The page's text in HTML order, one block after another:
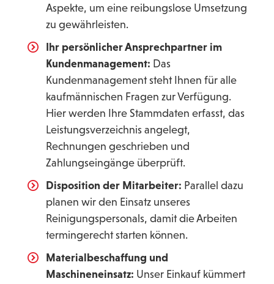
Aspekte, um eine reibungslose Umsetzung
zu gewährleisten.
Ihr persönlicher Ansprechpartner im
Kundenmanagement: Das
Kundenmanagement steht Ihnen für alle
kaufmännischen Fragen zur Verfügung.
Hier werden Ihre Stammdaten erfasst, das
Leistungsverzeichnis angelegt,
Rechnungen geschrieben und
Zahlungseingänge überprüft.
Disposition der Mitarbeiter: Parallel dazu
planen wir den Einsatz unseres
Reinigungspersonals, damit die Arbeiten
termingerecht starten können.
Materialbeschaffung und
Maschineneinsatz: Unser Einkauf kümmert